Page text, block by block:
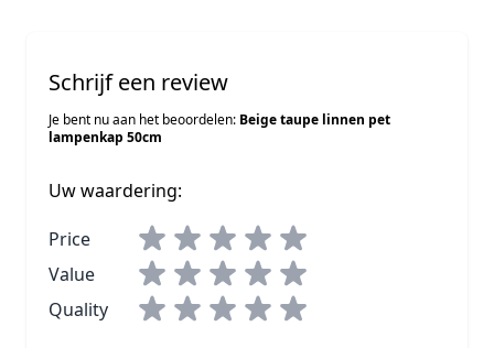
Schrijf een review
Je bent nu aan het beoordelen: Beige taupe linnen pet
lampenkap 50cm
Uw waardering:
Price
Value
Quality